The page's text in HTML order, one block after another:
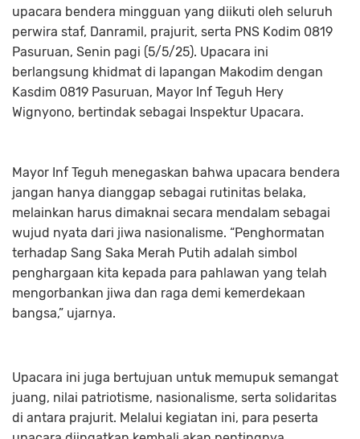
upacara bendera mingguan yang diikuti oleh seluruh
perwira staf, Danramil, prajurit, serta PNS Kodim 0819
Pasuruan, Senin pagi (5/5/25). Upacara ini
berlangsung khidmat di lapangan Makodim dengan
Kasdim 0819 Pasuruan, Mayor Inf Teguh Hery
Wignyono, bertindak sebagai Inspektur Upacara.
Mayor Inf Teguh menegaskan bahwa upacara bendera
jangan hanya dianggap sebagai rutinitas belaka,
melainkan harus dimaknai secara mendalam sebagai
wujud nyata dari jiwa nasionalisme. “Penghormatan
terhadap Sang Saka Merah Putih adalah simbol
penghargaan kita kepada para pahlawan yang telah
mengorbankan jiwa dan raga demi kemerdekaan
bangsa,” ujarnya.
Upacara ini juga bertujuan untuk memupuk semangat
juang, nilai patriotisme, nasionalisme, serta solidaritas
di antara prajurit. Melalui kegiatan ini, para peserta